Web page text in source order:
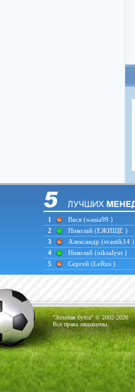
1 Вася (wasia99 )
2
Николай (ЕЖИЩЕ )
3
Александр (svastik14 )
4
Николай (niksalyut )
5
Сергей (LeRus )
"Золотая бутса" © 2002-2026
Все права защищены.